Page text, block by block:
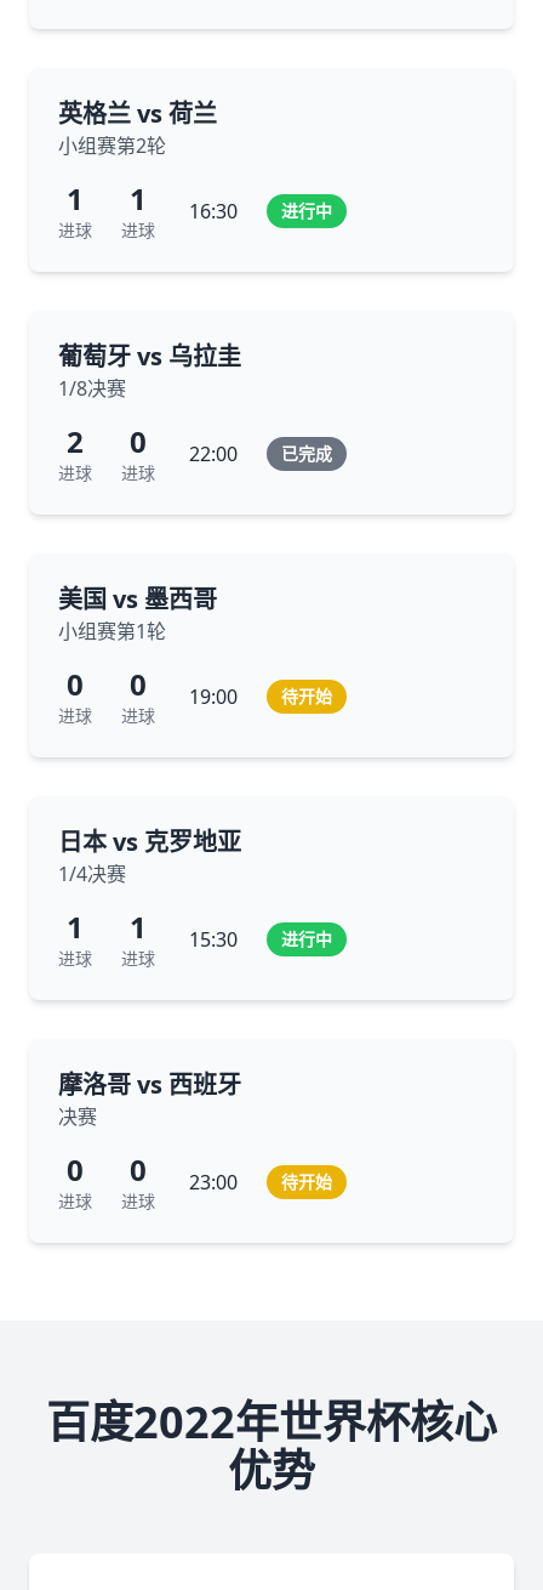
英格兰 vs 荷兰
小组赛第2轮
1
进球
1
进球
16:30 进行中
葡萄牙 vs 乌拉圭
1/8决赛
2
进球
0
进球
22:00 已完成
美国 vs 墨西哥
小组赛第1轮
0
进球
0
进球
19:00 待开始
日本 vs 克罗地亚
1/4决赛
1
进球
1
进球
15:30 进行中
摩洛哥 vs 西班牙
决赛
0
进球
0
进球
23:00 待开始
百度2022年世界杯核心
优势